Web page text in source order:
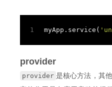
1 myApp.service(
provider
provider 是核心方法，其